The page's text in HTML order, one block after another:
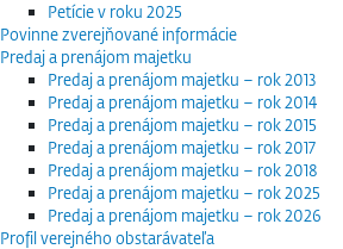
Petície v roku 2025
Povinne zverejňované informácie
Predaj a prenájom majetku
Predaj a prenájom majetku – rok 2013
Predaj a prenájom majetku – rok 2014
Predaj a prenájom majetku – rok 2015
Predaj a prenájom majetku – rok 2017
Predaj a prenájom majetku – rok 2018
Predaj a prenájom majetku – rok 2025
Predaj a prenájom majetku – rok 2026
Profil verejného obstarávateľa